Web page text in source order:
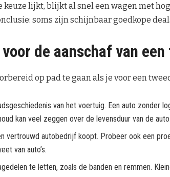
lijkt, blijkt al snel een wagen met
soms zijn schijnbaar goedkope
de aanschaf van
op pad te gaan als je voor een
van het voertuig. Een auto zonder
kan veel zeggen over de levensduur van de auto.
vertrouwd autobedrijf koopt. Probeer ook een
van auto’s.
te letten, zoals de banden en remmen.